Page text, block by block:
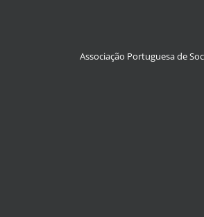
Associação Portuguesa de